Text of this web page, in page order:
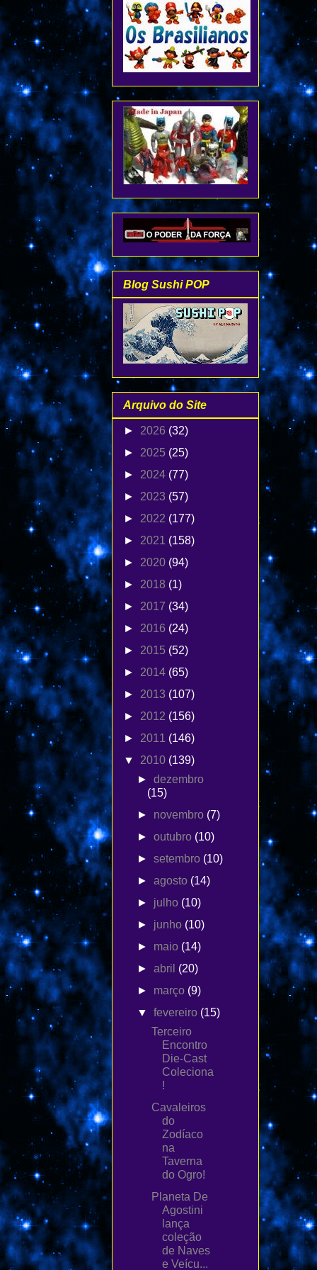
Blog Sushi POP
Arquivo do Site
► 2026 (32)
► 2025 (25)
► 2024 (77)
► 2023 (57)
► 2022 (177)
► 2021 (158)
► 2020 (94)
► 2018 (1)
► 2017 (34)
► 2016 (24)
► 2015 (52)
► 2014 (65)
► 2013 (107)
► 2012 (156)
► 2011 (146)
▼ 2010 (139)
►dezembro
(15)
► novembro (7)
►outubro (10)
►setembro (10)
►agosto (14)
► julho (10)
► junho (10)
► maio (14)
►abril (20)
► março (9)
▼fevereiro (15)
Terceiro
Encontro
Die-Cast
Coleciona
!
Cavaleiros
do
Zodíaco
na
Taverna
do Ogro!
Planeta De
Agostini
lança
coleção
de Naves
e Veícu...